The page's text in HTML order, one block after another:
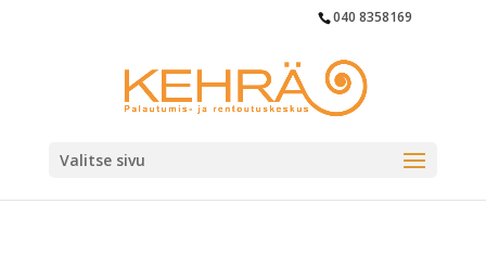
040 8358169
Valitse sivu